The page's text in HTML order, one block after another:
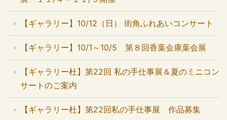
【ギャラリー】10/12（日） 街角ふれあいコンサート
【ギャラリー】10/1～10/5 第８回香葉会康葉会展
【ギャラリー杜】第22回 私の手仕事展＆夏のミニコン
サートのご案内
【ギャラリー杜】第22回私の手仕事展 作品募集